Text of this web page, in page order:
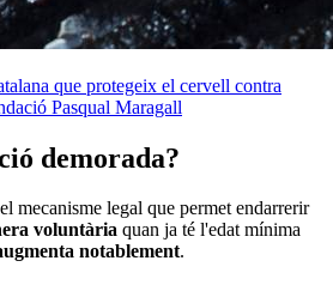
que protegeix el cervell contra
Pasqual Maragall
demorada?
mecanisme legal que permet endarrerir
voluntària quan ja té l'edat mínima
notablement.